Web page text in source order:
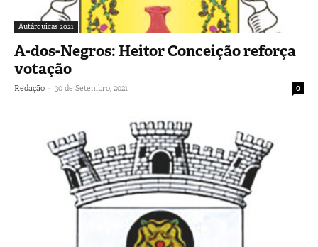
Autárquicas 2021
A-dos-Negros: Heitor Conceição reforça
votação
Redação - 30 de Setembro, 2021 0